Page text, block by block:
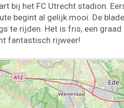
bij het FC Utrecht stadion.
begint al gelijk mooi. De
te rijden. Het is fris, een
fantastisch rijweer!